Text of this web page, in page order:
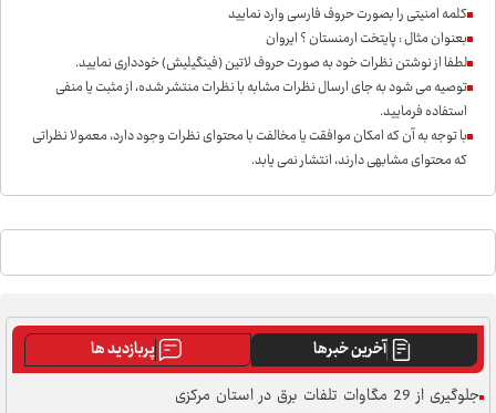
کلمه امنیتی را بصورت حروف فارسی وارد نمایید
بعنوان مثال : پایتخت ارمنستان ؟ ایروان
لطفا از نوشتن نظرات خود به صورت حروف لاتین (فینگیلیش) خودداری نمايید.
توصیه می شود به جای ارسال نظرات مشابه با نظرات منتشر شده، از مثبت یا منفی
استفاده فرمایید.
با توجه به آن که امکان موافقت یا مخالفت با محتوای نظرات وجود دارد، معمولا نظراتی
که محتوای مشابهی دارند، انتشار نمی یابد.
آخرین خبرها
پربازدید ها
جلوگیری از 29 مگاوات تلفات برق در استان مرکزی